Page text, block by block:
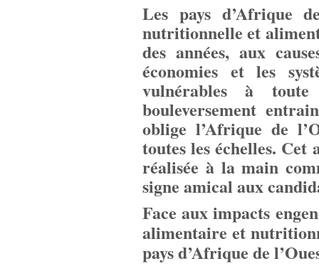
Les pays d’Afrique
nutritionnelle et
des années, aux
économies et les
vulnérables à
bouleversement
oblige l’Afrique de
toutes les échelles. Cet
réalisée à la main
signe amical aux
Face aux impacts
alimentaire et
pays d’Afrique de